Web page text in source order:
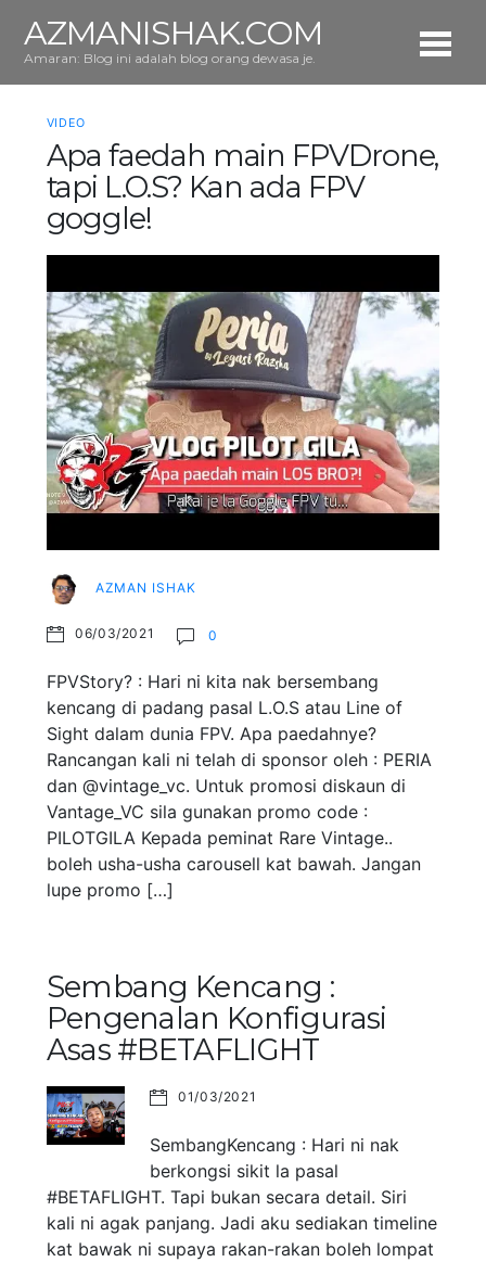
AZMANISHAK.COM
Amaran: Blog ini adalah blog orang dewasa je.
VIDEO
Apa faedah main FPVDrone,
tapi L.O.S? Kan ada FPV
goggle!
AZMAN ISHAK
06/03/2021 0
FPVStory? : Hari ni kita nak bersembang
kencang di padang pasal L.O.S atau Line of
Sight dalam dunia FPV. Apa paedahnye?
Rancangan kali ni telah di sponsor oleh : PERIA
dan @vintage_vc. Untuk promosi diskaun di
Vantage_VC sila gunakan promo code :
PILOTGILA Kepada peminat Rare Vintage..
boleh usha-usha carousell kat bawah. Jangan
lupe promo […]
Sembang Kencang :
Pengenalan Konfigurasi
Asas #BETAFLIGHT
01/03/2021
SembangKencang : Hari ni nak
berkongsi sikit la pasal
#BETAFLIGHT. Tapi bukan secara detail. Siri
kali ni agak panjang. Jadi aku sediakan timeline
kat bawak ni supaya rakan-rakan boleh lompat